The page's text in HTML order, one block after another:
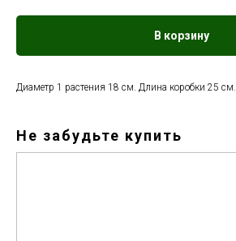
В корзину
Диаметр 1 растения 18 см. Длина коробки 25 см.
Не забудьте купить